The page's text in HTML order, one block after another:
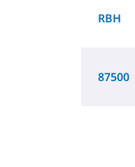
RBH
87500